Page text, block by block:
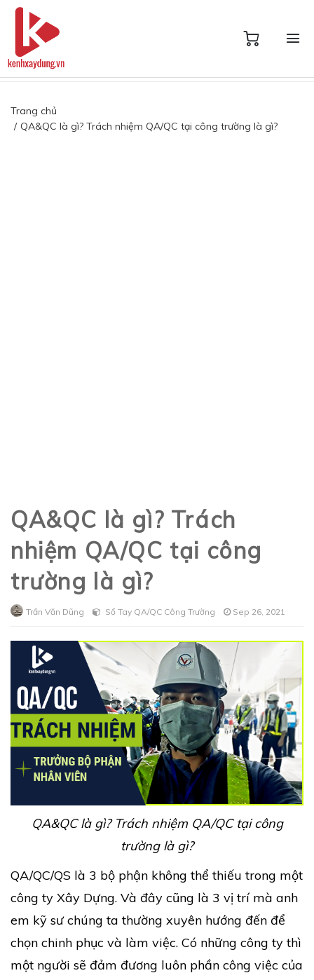
Trang chủ
QA&QC là gì? Trách nhiệm QA/QC tại công trường là gì?
QA&QC là gì? Trách
nhiệm QA/QC tại công
trường là gì?
Trần Văn Dũng Sổ Tay QA/QC Công Trường Sep 26, 2021
QA&QC là gì? Trách nhiệm QA/QC tại công
trường là gì?
QA/QC/QS là 3 bộ phận không thể thiếu trong một
công ty Xây Dựng. Và đây cũng là 3 vị trí mà anh
em kỹ sư chúng ta thường xuyên hướng đến để
chọn chinh phục và làm việc. Có những công ty thì
một người sẽ đảm đương luôn phần công việc của